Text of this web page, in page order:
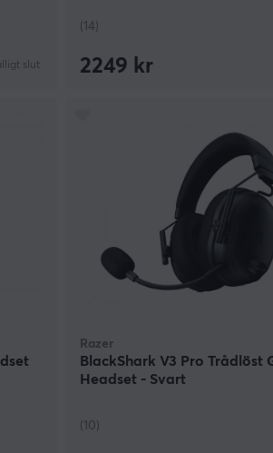
slut
(14)
2249 kr
Razer
BlackShark V3 Pro Trådlöst
Headset - Svart
(10)